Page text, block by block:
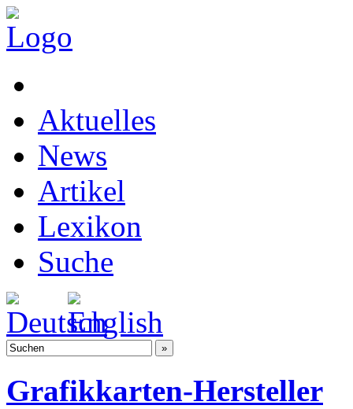
Aktuelles
News
Artikel
Lexikon
Suche
Grafikkarten-Hersteller